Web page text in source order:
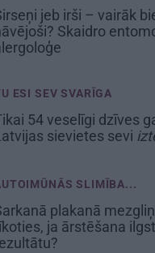
jeb irši – vairāk
Skaidro
ESI SEV SVARĪGA
54 veselīgi dzīves
sievietes sevi
SLIMĪBA...
plakanā
ja ārstēšana